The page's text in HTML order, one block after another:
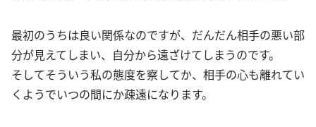
最初のうちは良い関係なのですが、だんだん相手の悪い部
分が見えてしまい、自分から遠ざけてしまうのです。
そしてそういう私の態度を察してか、相手の心も離れてい
くようでいつの間にか疎遠になります。